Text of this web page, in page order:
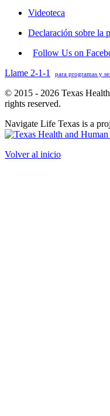
Videoteca
Declaración sobre la
Follow Us on
Llame 2-1-1
para programas y
© 2015 - 2026 Texas
rights reserved.
Navigate Life Texas is a
Volver al inicio